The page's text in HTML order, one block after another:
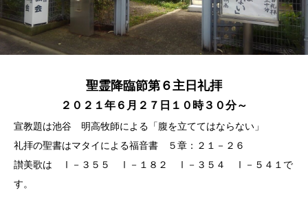
聖霊降臨節第６主日礼拝
２０２１年６月２７日１０時３０分～
宣教題は池谷 明高牧師による「腹を立ててはならない」
礼拝の聖書はマタイによる福音書 ５章：２１－２６
讃美歌は Ⅰ－３５５ Ⅰ－１８２ Ⅰ－３５４ Ⅰ－５４１で
す。